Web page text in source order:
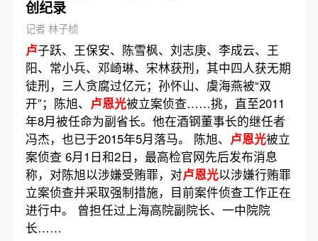
创纪录
记者 林子桢
卢子跃、王保安、陈雪枫、刘志庚、李成云、王
阳、常小兵、邓崎琳、宋林获刑，其中四人获无期
徒刑，三人贪腐过亿元；孙怀山、虞海燕被“双
开”；陈旭、 卢恩光被立案侦查……挑，直至2011
年8月被任命为副省长。他在酒钢董事长的继任者
冯杰，也已于2015年5月落马。 陈旭、 卢恩光被立
案侦查 6月1日和2日，最高检官网先后发布消息
称，对陈旭以涉嫌受贿罪，对卢恩光以涉嫌行贿罪
立案侦查并采取强制措施，目前案件侦查工作正在
进行中。 曾担任过上海高院副院长、一中院院
长……